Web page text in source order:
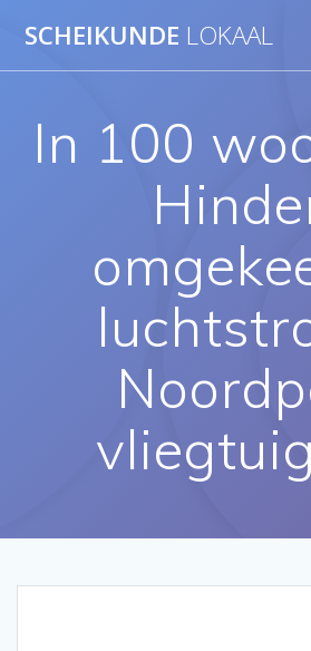
naar
SCHEIKUNDE LOKAAL
In 100